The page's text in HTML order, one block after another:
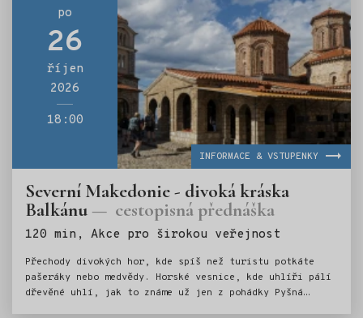
po
26
říjen
2026
18:00
Severní Makedonie - divoká kráska
Balkánu cestopisná přednáška
120 min, Akce pro širokou veřejnost
Přechody divokých hor, kde spíš než turistu potkáte
pašeráky nebo medvědy. Horské vesnice, kde uhlíři pálí
dřevěné uhlí, jak to známe už jen z pohádky Pyšná
INFORMACE & VSTUPENKY